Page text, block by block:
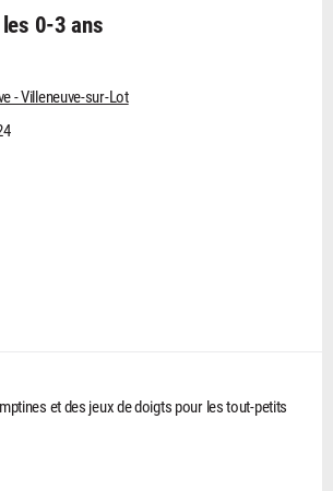
0-3 ans
- Villeneuve-sur-Lot
et des jeux de doigts pour les tout-petits